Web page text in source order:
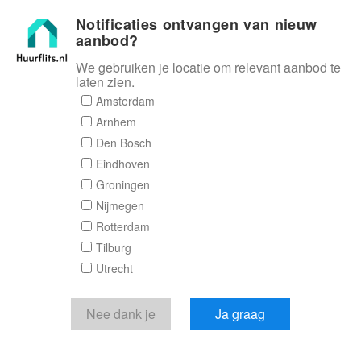
Huurflits
Reactieformulier
Huurflits
Verstuur je bericht
Door een bericht te sturen kom je in contact met de
aanbieder of makelaar van de woning.
Notificaties ontvangen van nieuw
aanbod?
We gebruiken je locatie om relevant aanbod te
laten zien.
Amsterdam
Arnhem
Den Bosch
Eindhoven
Groningen
Nijmegen
Rotterdam
Tilburg
Utrecht
Nee dank je Ja graag